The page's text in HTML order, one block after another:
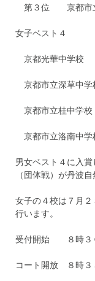
第３位 京都市
女子ベスト４
京都光華中学校
京都市立深草中学
京都市立桂中学校
京都市立洛南中学
男女ベスト４に入
（団体戦）が丹波
女子の４校は７月
行います。
受付開始 ８時３
コート開放 ８時３